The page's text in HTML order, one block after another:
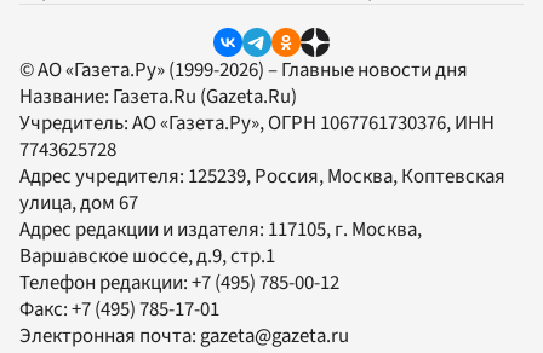
© АО «Газета.Ру» (1999-2026) – Главные новости дня
Название: Газета.Ru (Gazeta.Ru)
Учредитель:АО «Газета.Ру», ОГРН 1067761730376, ИНН
7743625728
Адрес учредителя: 125239, Россия, Москва, Коптевская
улица, дом 67
Адрес редакции и издателя: 117105, г. Москва,
Варшавское шоссе, д.9, стр.1
Телефон редакции:+7 (495) 785-00-12
Факс:+7 (495) 785-17-01
Электронная почта:gazeta@gazeta.ru